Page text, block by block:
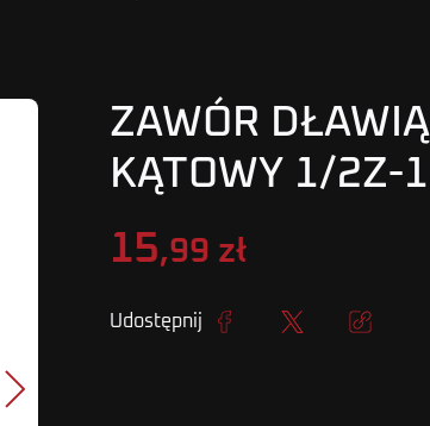
Następny
ZAWÓR
KĄTOWY 1/2Z-
15,99 zł
Udostępnij